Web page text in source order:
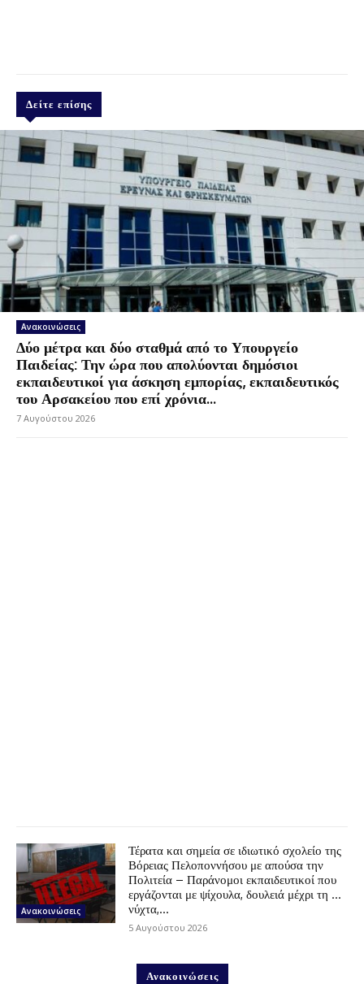
Δείτε επίσης
Ανακοινώσεις
Δύο μέτρα και δύο σταθμά από το Υπουργείο
Παιδείας: Την ώρα που απολύονται δημόσιοι
εκπαιδευτικοί για άσκηση εμπορίας, εκπαιδευτικός
του Αρσακείου που επί χρόνια...
7 Αυγούστου 2026
Ανακοινώσεις
Τέρατα και σημεία σε ιδιωτικό σχολείο της
Βόρειας Πελοποννήσου με απούσα την
Πολιτεία – Παράνομοι εκπαιδευτικοί που
εργάζονται με ψίχουλα, δουλειά μέχρι τη …
νύχτα,...
5 Αυγούστου 2026
Ανακοινώσεις